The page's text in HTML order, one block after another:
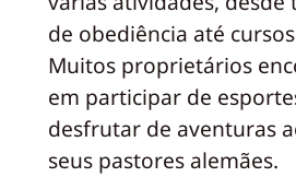
de obediência até
Muitos proprietários
em participar de
desfrutar de aventuras
seus pastores alemães.